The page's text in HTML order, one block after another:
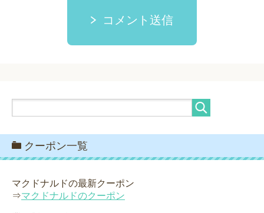
コメント送信
クーポン一覧
マクドナルドの最新クーポン
⇒マクドナルドのクーポン